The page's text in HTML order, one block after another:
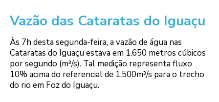
Vazão das Cataratas do Iguaçu
Às 7h desta segunda-feira, a vazão de água nas
Cataratas do Iguaçu estava em 1.650 metros cúbicos
por segundo (m³/s). Tal medição representa fluxo
10% acima do referencial de 1.500m³/s para o trecho
do rio em Foz do Iguaçu.